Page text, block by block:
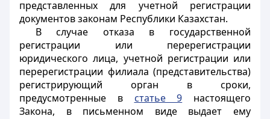
представленных для учетной регистрации
документов законам Республики Казахстан.
В случае отказа в государственной
регистрации или перерегистрации
юридического лица, учетной регистрации или
перерегистрации филиала (представительства)
регистрирующий орган в сроки,
предусмотренные в статье 9 настоящего
Закона, в письменном виде выдает ему